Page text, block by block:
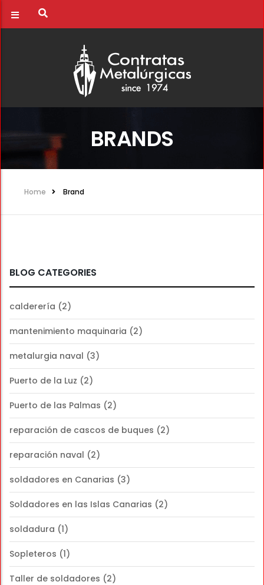
BRANDS
Home Brand
BLOG CATEGORIES
calderería (2)
mantenimiento maquinaria (2)
metalurgia naval (3)
Puerto de la Luz (2)
Puerto de las Palmas (2)
reparación de cascos de buques (2)
reparación naval (2)
soldadores en Canarias (3)
Soldadores en las Islas Canarias (2)
soldadura (1)
Sopleteros (1)
Taller de soldadores (2)